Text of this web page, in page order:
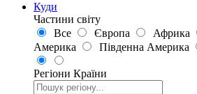
Куди
Частини світу
Все
Європа Африка
Америка
Південна Америка
Регіони Країни